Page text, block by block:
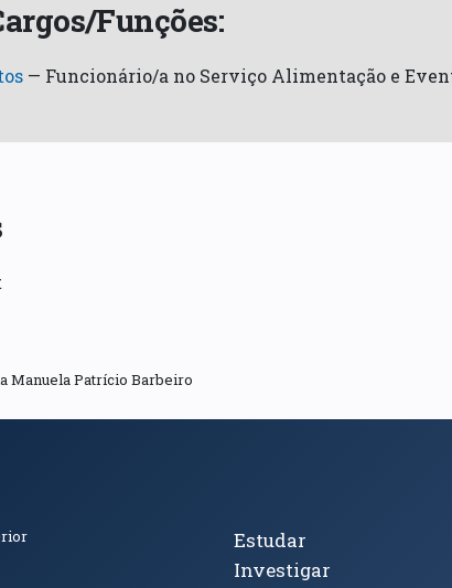
Funções:
— Funcionário/a no Serviço Alimentação e
Manuela Patrício Barbeiro
Contacto Tópicos
Estudar
Investigar